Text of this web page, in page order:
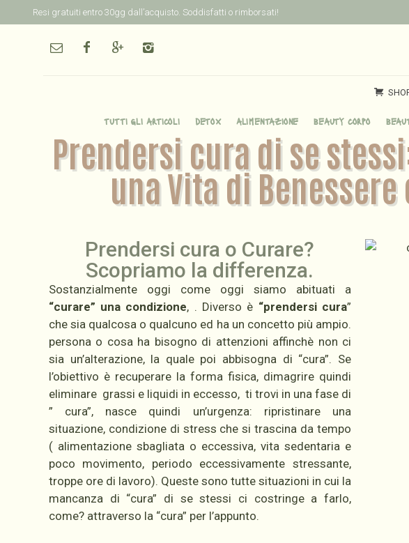
Resi gratuiti entro 30gg dall’acquisto. Soddisfatti o rimborsati!
tutti gli articoli detox alimentazione beauty corpo
Prendersi cura di se
una Vita di Benessere
Prendersi cura o Curare?
Scopriamo la differenza.
Sostanzialmente oggi come oggi siamo abituati a
“curare” una condizione, . Diverso è “prendersi cura”
che sia qualcosa o qualcuno ed ha un concetto più ampio.
persona o cosa ha bisogno di attenzioni affinchè non ci
sia un’alterazione, la quale poi abbisogna di “cura”. Se
l’obiettivo è recuperare la forma fisica, dimagrire quindi
eliminare grassi e liquidi in eccesso, ti trovi in una fase di
” cura”, nasce quindi un’urgenza: ripristinare una
situazione, condizione di stress che si trascina da tempo
( alimentazione sbagliata o eccessiva, vita sedentaria e
poco movimento, periodo eccessivamente stressante,
troppe ore di lavoro). Queste sono tutte situazioni in cui la
mancanza di “cura” di se stessi ci costringe a farlo,
come? attraverso la “cura” per l’appunto.